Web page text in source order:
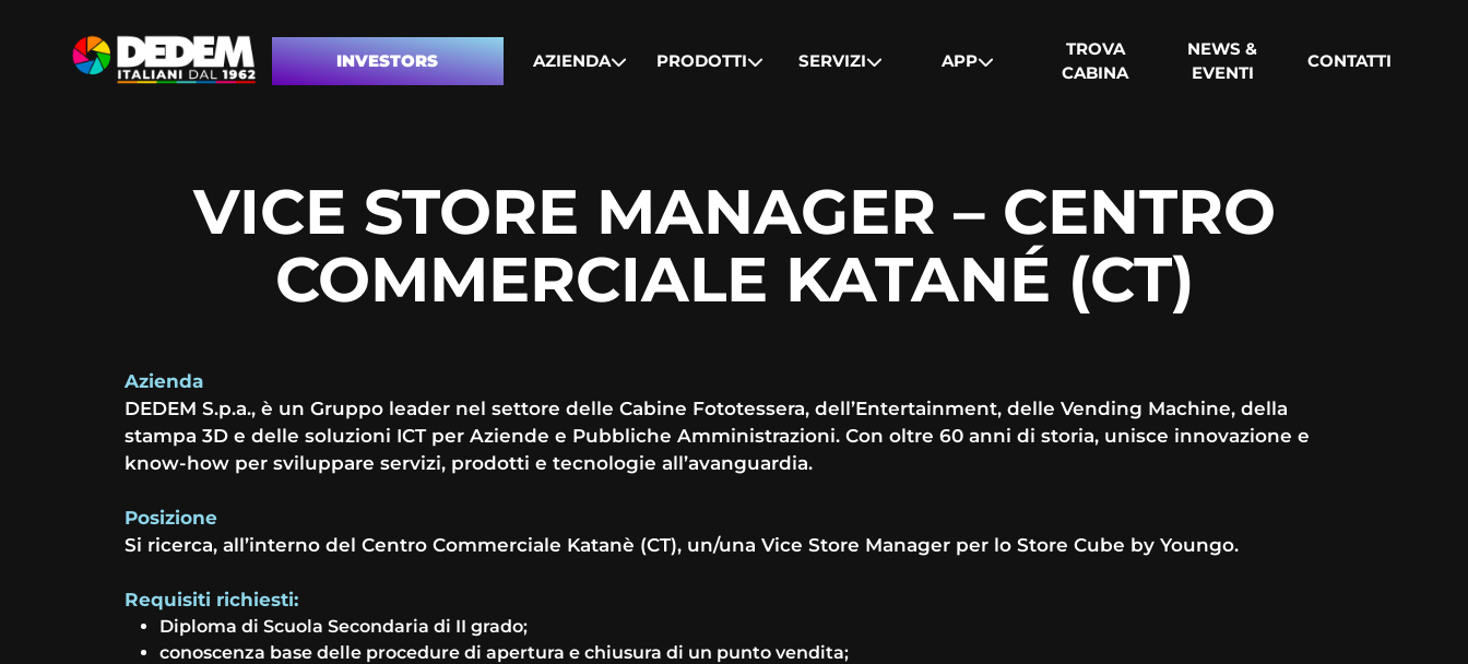
INVESTORS AZIENDA PRODOTTI SERVIZI APP
TROVA
CABINA
NEWS &
EVENTI
CONTATTI
VICE STORE MANAGER – CENTRO
COMMERCIALE KATANÉ (CT)
Azienda
DEDEM S.p.a., è un Gruppo leader nel settore delle Cabine Fototessera, dell’Entertainment, delle Vending Machine, della
stampa 3D e delle soluzioni ICT per Aziende e Pubbliche Amministrazioni. Con oltre 60 anni di storia, unisce innovazione e
know-how per sviluppare servizi, prodotti e tecnologie all’avanguardia.
Posizione
Si ricerca, all’interno del Centro Commerciale Katanè (CT), un/una Vice Store Manager per lo Store Cube by Youngo.
Requisiti richiesti:
Diploma di Scuola Secondaria di II grado;
conoscenza base delle procedure di apertura e chiusura di un punto vendita;